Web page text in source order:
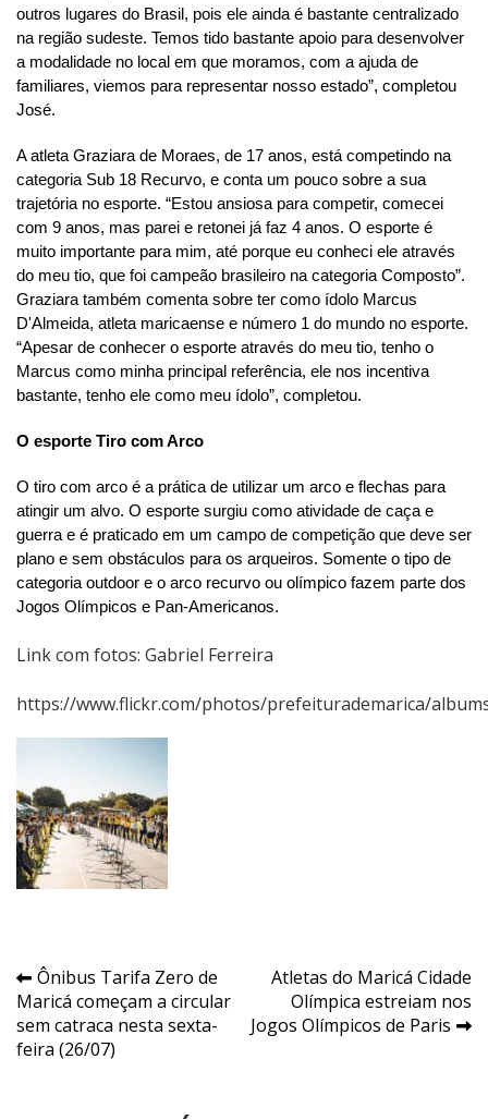
outros lugares do Brasil, pois ele ainda é bastante centralizado
na região sudeste. Temos tido bastante apoio para desenvolver
a modalidade no local em que moramos, com a ajuda de
familiares, viemos para representar nosso estado”, completou
José.
A atleta Graziara de Moraes, de 17 anos, está competindo na
categoria Sub 18 Recurvo, e conta um pouco sobre a sua
trajetória no esporte. “Estou ansiosa para competir, comecei
com 9 anos, mas parei e retonei já faz 4 anos. O esporte é
muito importante para mim, até porque eu conheci ele através
do meu tio, que foi campeão brasileiro na categoria Composto”.
Graziara também comenta sobre ter como ídolo Marcus
D'Almeida, atleta maricaense e número 1 do mundo no esporte.
“Apesar de conhecer o esporte através do meu tio, tenho o
Marcus como minha principal referência, ele nos incentiva
bastante, tenho ele como meu ídolo”, completou.
O esporte Tiro com Arco
O tiro com arco é a prática de utilizar um arco e flechas para
atingir um alvo. O esporte surgiu como atividade de caça e
guerra e é praticado em um campo de competição que deve ser
plano e sem obstáculos para os arqueiros. Somente o tipo de
categoria outdoor e o arco recurvo ou olímpico fazem parte dos
Jogos Olímpicos e Pan-Americanos.
Link com fotos: Gabriel Ferreira
https://www.flickr.com/photos/prefeiturademarica/
Navegação
de
Post
Ônibus Tarifa Zero de
Maricá começam a circular
sem catraca nesta sexta-
feira (26/07)
Atletas do Maricá Cidade
Olímpica estreiam nos
Jogos Olímpicos de Paris